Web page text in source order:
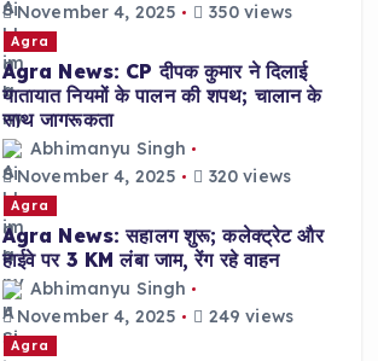
November 4, 2025
350 views
Agra
Agra News: CP दीपक कुमार ने दिलाई
यातायात नियमों के पालन की शपथ; चालान के
साथ जागरूकता
Abhimanyu Singh
November 4, 2025
320 views
Agra
Agra News: सहालग शुरू; कलेक्ट्रेट और
हाईवे पर 3 KM लंबा जाम, रेंग रहे वाहन
Abhimanyu Singh
November 4, 2025
249 views
Agra